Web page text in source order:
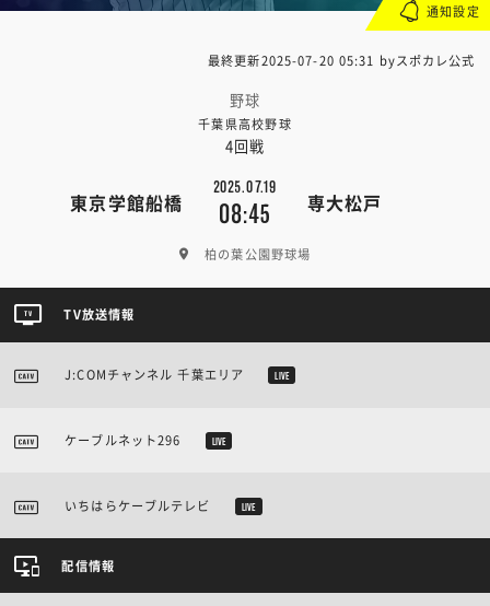
最終更新2025-07-20 05:31 byスポカレ公式
野球
千葉県高校野球
4回戦
東京学館船橋
2025.07.19
08:45 専大松戸
柏の葉公園野球場
通知設定
TV放送情報
J:COMチャンネル 千葉エリア LIVE
ケーブルネット296 LIVE
いちはらケーブルテレビ LIVE
配信情報